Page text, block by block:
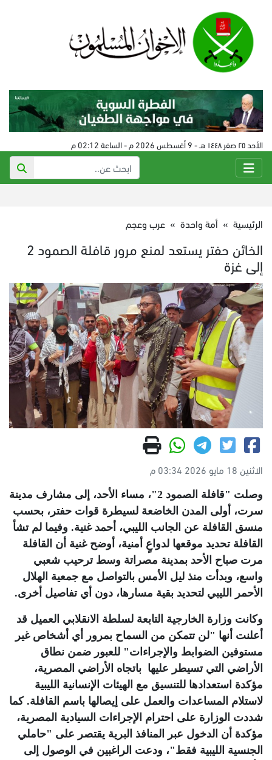
الأحد ٢٥ صفر ١٤٤٨ هـ - 9 أغسطس 2026 م - الساعة 02:12 م
الرئيسية » أمة واحدة » عرب وعجم
الخائن حفتر يستعد لمنع مرور قافلة الصمود 2
إلى غزة
الاثنين 18 مايو 2026 03:34 م
وصلت "قافلة الصمود 2"، مساء الأحد، إلى مشارف مدينة
سرت، أولى المدن الخاضعة لسيطرة قوات حفتر، بحسب
منسق القافلة عن الجانب الليبي، أحمد غنية. وفيما لم تشأ
القافلة تحديد موقعها لدواعٍ أمنية، أوضح غنية أن القافلة
مرت صباح الأحد بمدينة مصراتة وسط ترحيب شعبي
واسع، وبدأت منذ ليل الأمس بالتواصل مع جمعية الهلال
الأحمر الليبي لتحديد بقية مسارها، دون أي تفاصيل أخرى.
وكانت وزارة الخارجية التابعة لسلطة الانقلابي العميل قد
أعلنت أنها "لن تتمكن من السماح بمرور أي أشخاص غير
مستوفين الضوابط والإجراءات" للعبور ضمن نطاق
الأراضي التي تسيطر عليها باتجاه الأراضي المصرية،
مؤكدة استعدادها للتنسيق مع الهيئات الإنسانية الليبية
لاستلام المساعدات والعمل على إيصالها باسم القافلة. كما
شددت الوزارة على احترام الإجراءات السيادية المصرية،
مؤكدة أن الدخول عبر المنافذ البرية يقتصر على "حاملي
الجنسية الليبية فقط"، ودعت الراغبين في الوصول إلى